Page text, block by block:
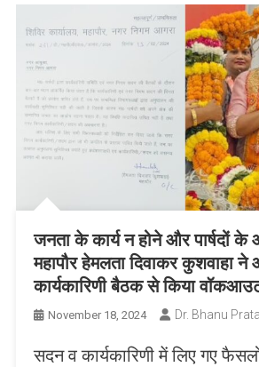
जनता के कार्य न होने और पार्षदों
महापौर हेमलता दिवाकर कुशवाहा ने
कार्यकारिणी बैठक से किया
November 18, 2024 Dr. Bhanu
सदन व कार्यकारिणी में लिए गए